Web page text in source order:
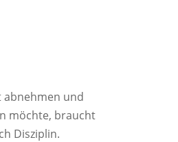
und
möchte, braucht
Disziplin.